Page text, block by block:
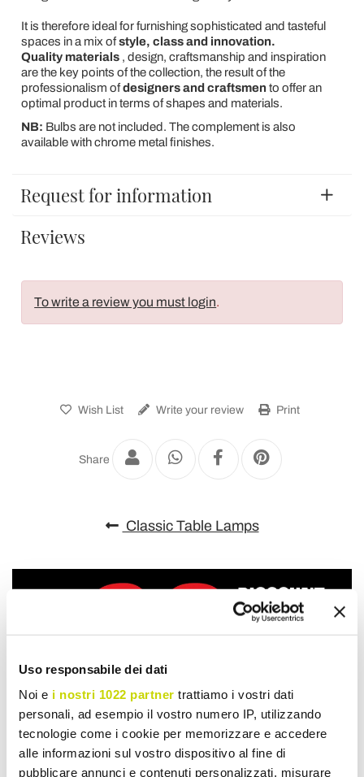
Uso responsabile dei dati
Noi e i nostri 1022 partner trattiamo i vostri dati
personali, ad esempio il vostro numero IP, utilizzando
tecnologie come i cookie per memorizzare e accedere
alle informazioni sul vostro dispositivo al fine di
pubblicare annunci e contenuti personalizzati, misurare
It is therefore ideal for furnishing sophisticated and tasteful
spaces in a mix ofstyle, class and innovation.
Quality materials, design, craftsmanship and inspiration
are the key points of the collection, the result of the
professionalism ofdesigners and craftsmen to offer an
optimal product in terms of shapes and materials.
NB: Bulbs are not included. The complement is also
available with chrome metal finishes.
Request for information
Reviews
To write a review you must login.
Wish List Write your review Print
Share
Classic Table Lamps